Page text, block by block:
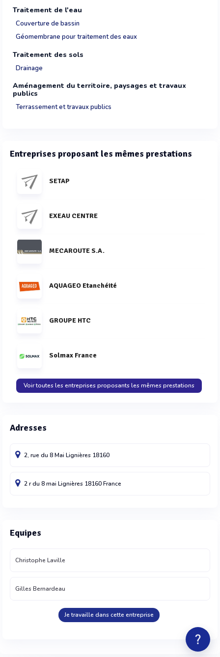
Traitement de l'eau
Couverture de bassin
Géomembrane pour traitement des eaux
Traitement des sols
Drainage
Aménagement du territoire, paysages et travaux
publics
Terrassement et travaux publics
Entreprises proposant les mêmes prestations
SETAP
EXEAU CENTRE
MECAROUTE S.A.
AQUAGEO Etanchéité
GROUPE HTC
Solmax France
Voir toutes les entreprises proposants les mêmes prestations
Adresses
2, rue du 8 Mai Lignières 18160
2 r du 8 mai Lignières 18160France
Equipes
Christophe Laville
Gilles Bernardeau
Je travaille dans cette entreprise